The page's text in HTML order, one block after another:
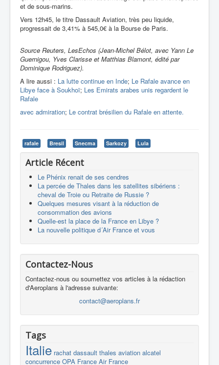
et de sous-marins.
Vers 12h45, le titre Dassault Aviation, très peu liquide,
progressait de 3,41% à 545,0€ à la Bourse de Paris.
Source Reuters, LesEchos (Jean-Michel Bélot, avec Yann Le
Guernigou, Yves Clarisse et Matthias Blamont, édité par
Dominique Rodriguez).
A lire aussi : La lutte continue en Inde; Le Rafale avance en
Libye face à Soukhoï; Les Emirats arabes unis regardent le
Rafale
avec admiration; Le contrat brésilien du Rafale en attente.
rafale Bresil Snecma Sarkozy Lula
Article Récent
Le Phénix renait de ses cendres
La percée de Thales dans les satellites sibériens :
cheval de Troie ou Retraite de Russie ?
Quelques mesures visant à la réduction de
consommation des avions
Quelle-est la place de la France en Libye ?
La nouvelle politique d´Air France et vous
Contactez-Nous
Contactez-nous ou soumettez vos articles à la rédaction
d'Aeroplans à l'adresse suivante:
contact@aeroplans.fr
Tags
Italie rachat dassault thales aviation alcatel
concurrence OPA France Air France